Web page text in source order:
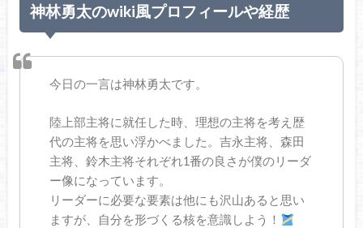
神林勇太のwiki風プロフィールや経歴
今日の一言は神林勇太です。
陸上部主将に就任した時、理想の主将を考え歴
代の主将を思い浮かべました。吉永主将、森田
主将、鈴木主将それぞれ1番の良さが僕のリーダ
ー像になっています。
リーダーに必要な要素は他にも沢山あると思い
ますが、自分を形づくる核を意識しよう！